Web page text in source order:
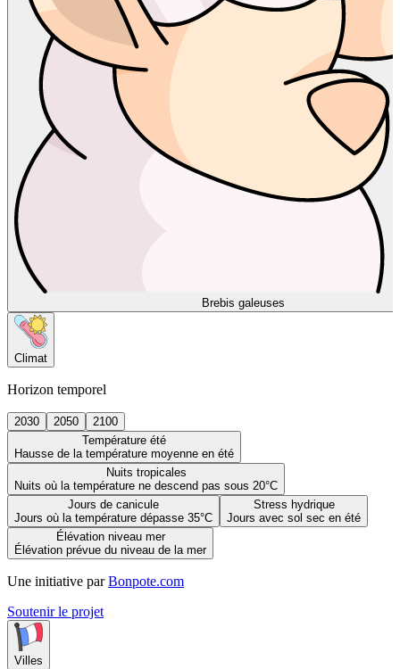
Brebis galeuses
Climat
Horizon temporel
2030 2050
2100
Température été
Hausse de la température moyenne en été
Nuits tropicales
Nuits où la température ne descend pas sous 20°C
Jours de canicule
Jours où la température dépasse 35°C
Stress hydrique
Jours avec sol sec en été
Élévation niveau mer
Élévation prévue du niveau de la mer
Une initiative par Bonpote.com
Soutenir le projet
Villes